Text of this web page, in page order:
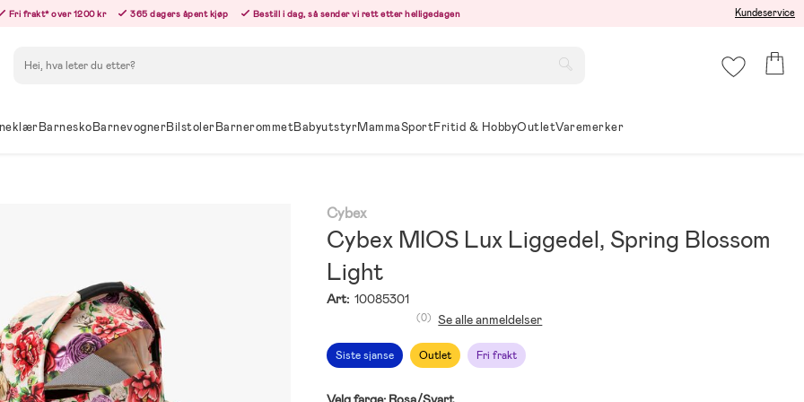
Fri frakt* over 1200 kr 365 dagers åpent kjøp Bestill i dag, så sender vi rett etter helligedagen Kundeservice
BarneskoBarnevognerBilstolerBarnerommetBabyutstyrMammaSportFritid & HobbyOutletVaremerker
Cybex
Cybex MIOS Lux Liggedel, Spring Blossom
Light
Art: 10085301
Siste sjanse Outlet Fri frakt
(0) Se alle anmeldelser